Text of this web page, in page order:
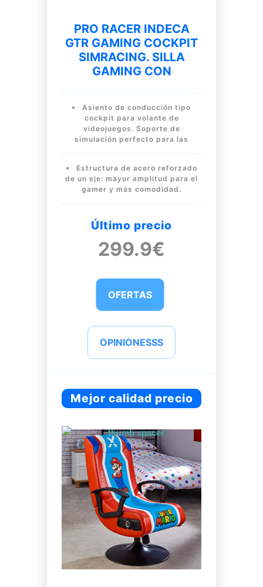
PRO RACER INDECA
GTR GAMING COCKPIT
SIMRACING. SILLA
GAMING CON
Asiento de conducción tipo
cockpit para volante de
videojuegos. Soporte de
simulación perfecto para las
Estructura de acero reforzado
de un eje: mayor amplitud para el
gamer y más comodidad.
Último precio
299.9€
OFERTAS
OPINIONESSS
Mejor calidad precio